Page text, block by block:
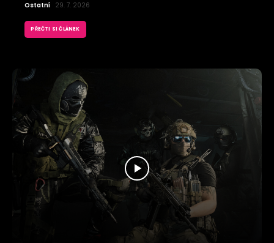
Ostatní 29. 7. 2026
PŘEČTI SI ČLÁNEK